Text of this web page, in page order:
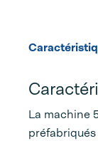
La machine